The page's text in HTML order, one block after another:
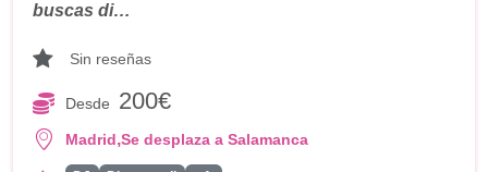
buscas di…
Sin reseñas
Desde 200€
Madrid,Se desplaza a Salamanca